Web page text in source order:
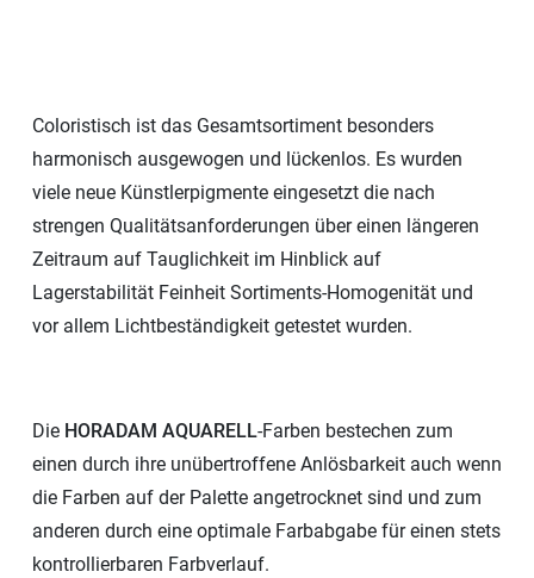
Coloristisch ist das Gesamtsortiment besonders
harmonisch ausgewogen und lückenlos. Es wurden
viele neue Künstlerpigmente eingesetzt die nach
strengen Qualitätsanforderungen über einen längeren
Zeitraum auf Tauglichkeit im Hinblick auf
Lagerstabilität Feinheit Sortiments-Homogenität und
vor allem Lichtbeständigkeit getestet wurden.
Die HORADAM AQUARELL-Farben bestechen zum
einen durch ihre unübertroffene Anlösbarkeit auch wenn
die Farben auf der Palette angetrocknet sind und zum
anderen durch eine optimale Farbabgabe für einen stets
kontrollierbaren Farbverlauf.